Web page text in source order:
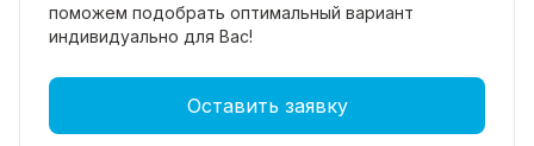
поможем подобрать оптимальный вариант
индивидуально для Вас!
Оставить заявку